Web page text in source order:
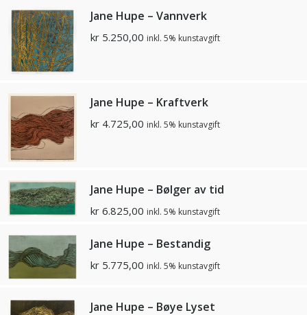
Jane Hupe – Vannverk
kr 5.250,00 inkl. 5% kunstavgift
Jane Hupe – Kraftverk
kr 4.725,00 inkl. 5% kunstavgift
Jane Hupe – Bølger av tid
kr 6.825,00 inkl. 5% kunstavgift
Jane Hupe – Bestandig
kr 5.775,00 inkl. 5% kunstavgift
Jane Hupe – Bøye Lyset